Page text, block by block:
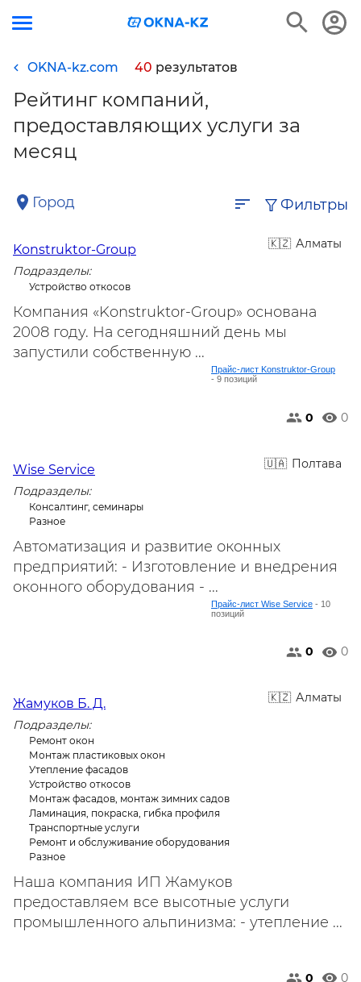
OKNA-kz.com 40 результатов
Рейтинг компаний,
предоставляющих услуги за
месяц
Город Фильтры
Алматы
Konstruktor-Group
Подразделы:
Устройство откосов
Компания «Konstruktor-Group» основана
2008 году. На сегодняшний день мы
запустили собственную ...
Прайс-лист Konstruktor-Group
- 9 позиций
0 0
Полтава
Wise Service
Подразделы:
Консалтинг, семинары
Разное
Автоматизация и развитие оконных
предприятий: - Изготовление и внедрения
оконного оборудования - ...
Прайс-лист Wise Service - 10
позиций
0 0
Алматы
Жамуков Б. Д.
Подразделы:
Ремонт окон
Монтаж пластиковых окон
Утепление фасадов
Устройство откосов
Монтаж фасадов, монтаж зимних садов
Ламинация, покраска, гибка профиля
Транспортные услуги
Ремонт и обслуживание оборудования
Разное
Наша компания ИП Жамуков
предоставляем все высотные услуги
промышленного альпинизма: - утепление ...
0 0